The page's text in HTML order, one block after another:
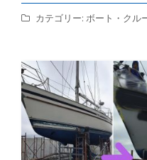
カテゴリー: ボート・クル